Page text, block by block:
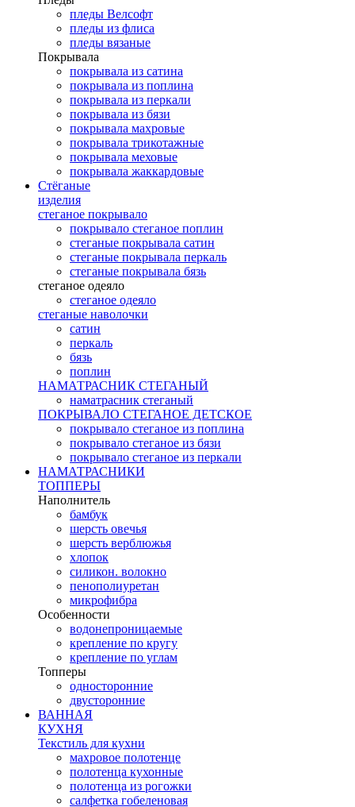
пледы Велсофт
пледы из флиса
пледы вязаные
Покрывала
покрывала из сатина
покрывала из поплина
покрывала из перкали
покрывала из бязи
покрывала махровые
покрывала трикотажные
покрывала меховые
покрывала жаккардовые
Стёганые
изделия
стеганое покрывало
покрывало стеганое поплин
стеганые покрывала сатин
стеганые покрывала перкаль
стеганые покрывала бязь
стеганое одеяло
стеганое одеяло
стеганые наволочки
сатин
перкаль
бязь
поплин
НАМАТРАСНИК СТЕГАНЫЙ
наматрасник стеганый
ПОКРЫВАЛО СТЕГАНОЕ ДЕТСКОЕ
покрывало стеганое из поплина
покрывало стеганое из бязи
покрывало стеганое из перкали
НАМАТРАСНИКИ
ТОППЕРЫ
Наполнитель
бамбук
шерсть овечья
шерсть верблюжья
хлопок
силикон. волокно
пенополиуретан
микрофибра
Особенности
водонепроницаемые
крепление по кругу
крепление по углам
Топперы
односторонние
двусторонние
ВАННАЯ
КУХНЯ
Текстиль для кухни
махровое полотенце
полотенца кухонные
полотенца из рогожки
салфетка гобеленовая